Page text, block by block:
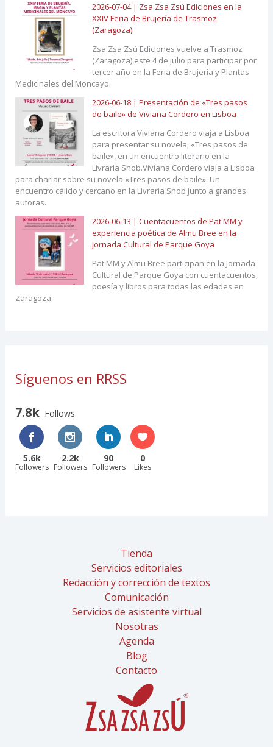
2026-07-04 | Zsa Zsa Zsú Ediciones en la
XXIV Feria de Brujería de Trasmoz
(Zaragoza)
Zsa Zsa Zsú Ediciones vuelve a Trasmoz
(Zaragoza) este 4 de julio para participar por
tercer año en la Feria de Brujería y Plantas
Medicinales del Moncayo.
2026-06-18 | Presentación de «Tres pasos
de baile» de Viviana Cordero en Lisboa
La escritora Viviana Cordero viaja a Lisboa
para presentar su novela, «Tres pasos de
baile», en un encuentro literario en la
Livraria Snob.Viviana Cordero viaja a Lisboa
para charlar sobre su novela «Tres pasos de baile». Un
encuentro cálido y cercano en la Livraria Snob junto a grandes
autoras.
2026-06-13 | Cuentacuentos de Pat MM y
experiencia poética de Almu Bree en la
Jornada Cultural de Parque Goya
Pat MM y Almu Bree participan en la Jornada
Cultural de Parque Goya con cuentacuentos,
poesía y libros para todas las edades en
Zaragoza.
Síguenos en RRSS
7.8k Follows
5.6k
Followers
2.2k
Followers
90
Followers
0
Likes
Tienda
Servicios editoriales
Redacción y corrección de textos
Comunicación
Servicios de asistente virtual
Nosotras
Agenda
Blog
Contacto